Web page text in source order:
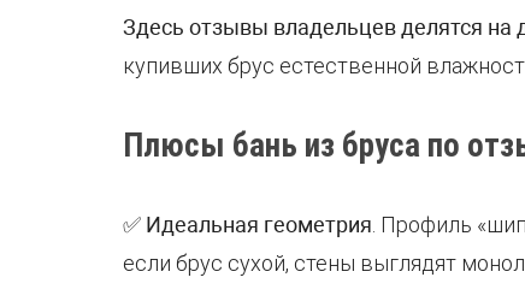
Здесь отзывы владельцев делятся на
купивших брус естественной
Плюсы бань из бруса по
✅ Идеальная геометрия . Профиль
если брус сухой, стены выглядят